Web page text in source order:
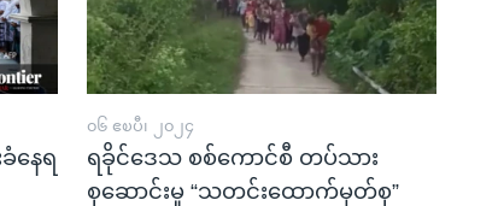
နေရ
၀၆ ဧၿပီ၊ ၂၀၂၄
ရခိုင်ဒေသ စစ်ကောင်စီ တပ်သား
စုဆောင်းမှု “သတင်းထောက်မှတ်စု”